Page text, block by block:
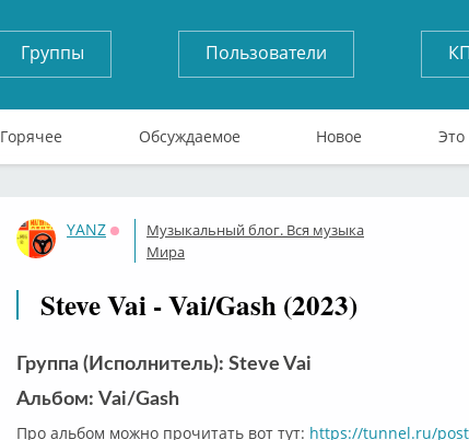
Группы Пользователи
Горячее Обсуждаемое Новое Это
YANZ
Оффлайн
Музыкальный блог. Вся музыка
Мира
Steve Vai - Vai/Gash (2023)
Группа (Исполнитель): Steve Vai
Альбом: Vai/Gash
Про альбом можно прочитать вот тут: https://tunnel.ru/